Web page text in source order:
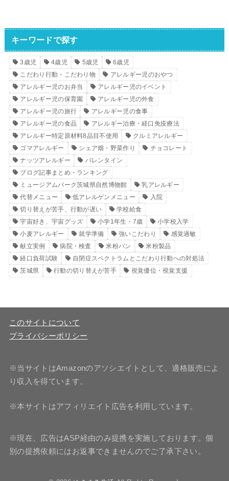
キーワードで探す
3歳児 4歳児 5歳児
6歳児
こだわり行動・こだわり物
アレルギー児のおやつ
アレルギー児のお弁当
アレルギー児のイベント
アレルギー児の保育園
アレルギー児の外食
アレルギー児の旅行
アレルギー児の食事
アレルギー児の食品
アレルギー治療・経口免疫療法
アレルギー特定原材料8品目不使用
クルミアレルギー
ゴマアレルギー
シェア畑・野菜作り
チョコレート
ナッツアレルギー
バレンタイン
ブログ記事まとめ・ランキング
ミュージアムパーク茨城県自然博物館
乳アレルギー
代替メニュー
低アレルゲンメニュー
入院
切り替えが苦手、行動が遅い
学校給食
宇宙好き、宇宙グッズ
小学1年生・7歳
小学校入学
小麦アレルギー
就学準備 強いこだわり
感覚過敏
献立実例
病院・検査 米粉パン
米粉製品
経口負荷試験
自閉症スペクトラムとこだわり行動への対処法
茨城県
行動の切り替えが苦手 視覚優位・視覚支援
このサイトについて
プライバシーポリシー
※当サイトはAmazonのアソシエイトとして、適格販売によ
り収入を得ています。
※本サイトはアフィリエイト広告を利用しています。
※現在、広告はASP経由のみ提携を実施しております。個
別の提携依頼にはお返事できませんのでご了承下さい。